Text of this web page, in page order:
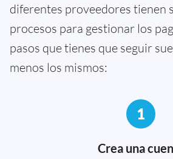
diferentes proveedores tienen
procesos para gestionar los
pasos que tienes que seguir
menos los mismos:
1
Crea una